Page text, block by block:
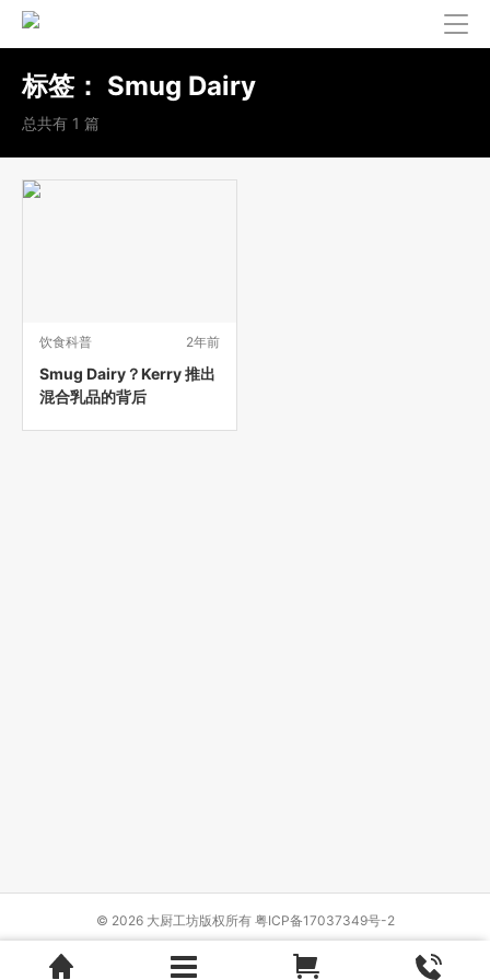
标签： Smug Dairy
总共有 1 篇
饮食科普 2年前
Smug Dairy？Kerry 推出
混合乳品的背后
© 2026 大厨工坊版权所有 粤ICP备17037349号-2